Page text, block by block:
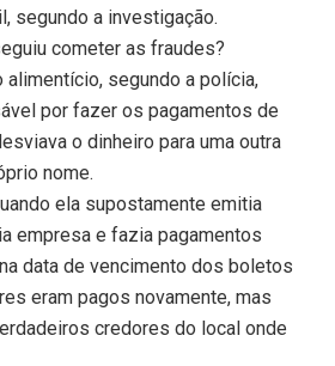
segundo a investigação.
cometer as fraudes?
alimentício, segundo a polícia,
por fazer os pagamentos de
o dinheiro para uma outra
nome.
ela supostamente emitia
empresa e fazia pagamentos
data de vencimento dos boletos
eram pagos novamente, mas
credores do local onde